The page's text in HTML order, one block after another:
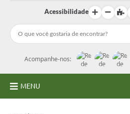
Acessibilidade
Acompanhe-nos:
MENU